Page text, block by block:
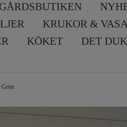
KRUKOR &
KÖKET DET
Grön